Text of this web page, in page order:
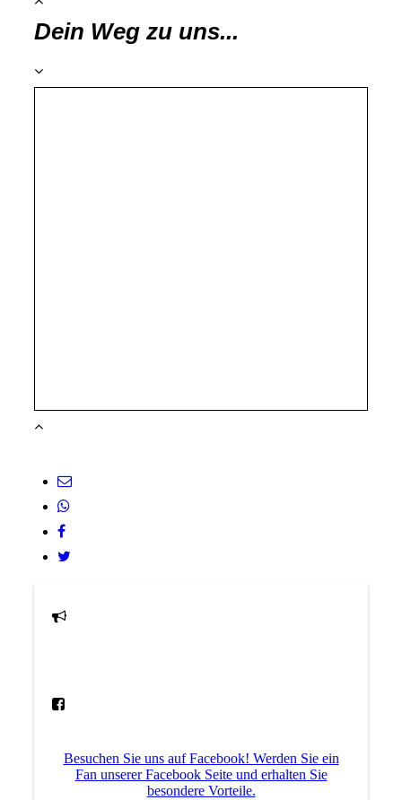
Dein Weg zu uns...
Besuchen Sie uns auf Facebook! Werden Sie ein
Fan unserer Facebook Seite und erhalten Sie
besondere Vorteile.